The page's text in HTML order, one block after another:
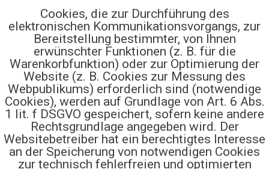
Cookies, die zur Durchführung des
elektronischen Kommunikationsvorgangs, zur
Bereitstellung bestimmter, von Ihnen
erwünschter Funktionen (z. B. für die
Warenkorbfunktion) oder zur Optimierung der
Website (z. B. Cookies zur Messung des
Webpublikums) erforderlich sind (notwendige
Cookies), werden auf Grundlage von Art. 6 Abs.
1 lit. f DSGVO gespeichert, sofern keine andere
Rechtsgrundlage angegeben wird. Der
Websitebetreiber hat ein berechtigtes Interesse
an der Speicherung von notwendigen Cookies
zur technisch fehlerfreien und optimierten